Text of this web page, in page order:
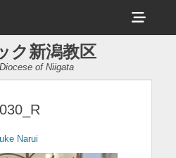
ヘ
ッ
ー
ク新潟教区
of Niigata
Narui